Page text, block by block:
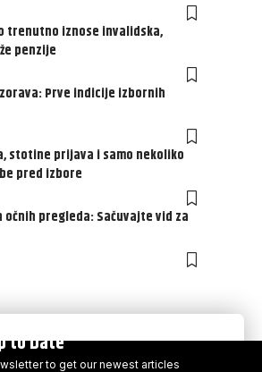
trenutno iznose invalidska,
penzije
Prve indicije izbornih
stotine prijava i samo nekoliko
pred izbore
očnih pregleda: Sačuvajte vid za
to Date
to get our newest articles